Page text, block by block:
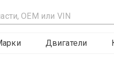
Двигатели